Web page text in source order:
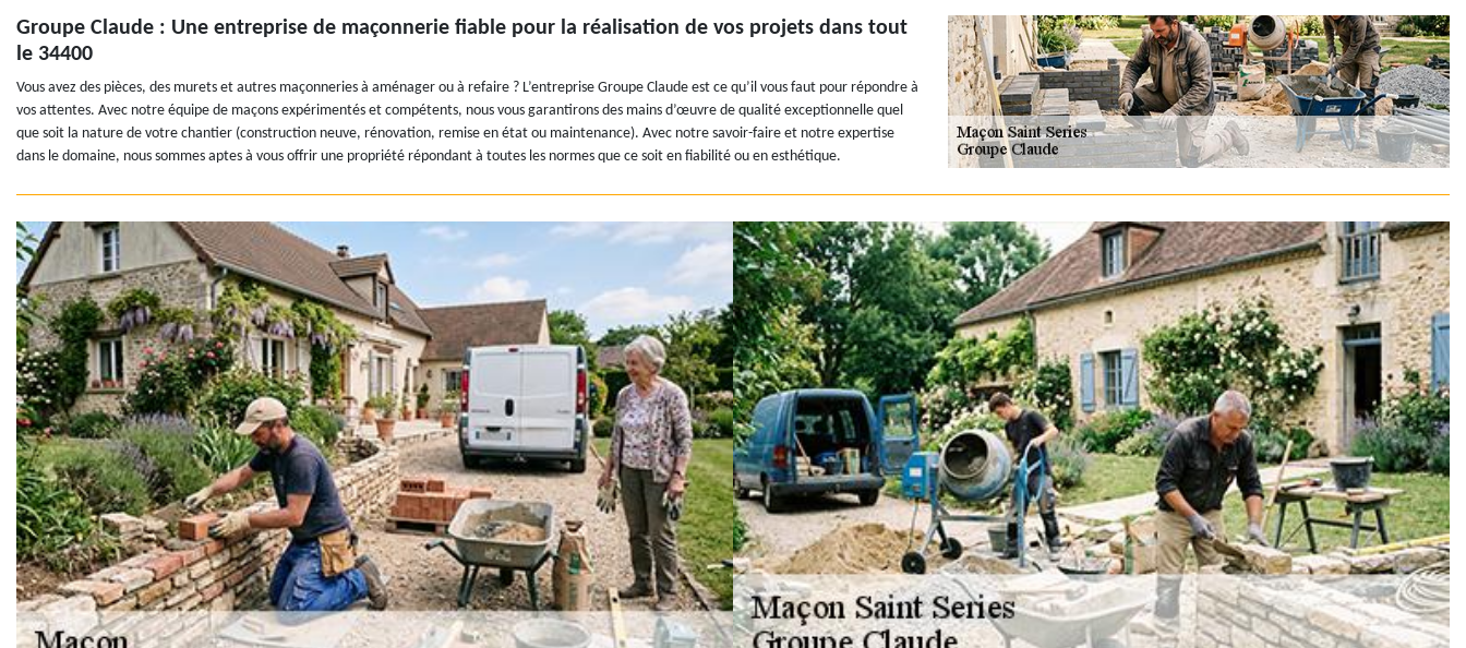
Groupe Claude : Une entreprise de maçonnerie fiable pour la réalisation de vos projets dans tout
le 34400
Vous avez des pièces, des murets et autres maçonneries à aménager ou à refaire ? L’entreprise Groupe Claude est ce qu’il vous faut pour répondre à
vos attentes. Avec notre équipe de maçons expérimentés et compétents, nous vous garantirons des mains d’œuvre de qualité exceptionnelle quel
que soit la nature de votre chantier (construction neuve, rénovation, remise en état ou maintenance). Avec notre savoir-faire et notre expertise
dans le domaine, nous sommes aptes à vous offrir une propriété répondant à toutes les normes que ce soit en fiabilité ou en esthétique.